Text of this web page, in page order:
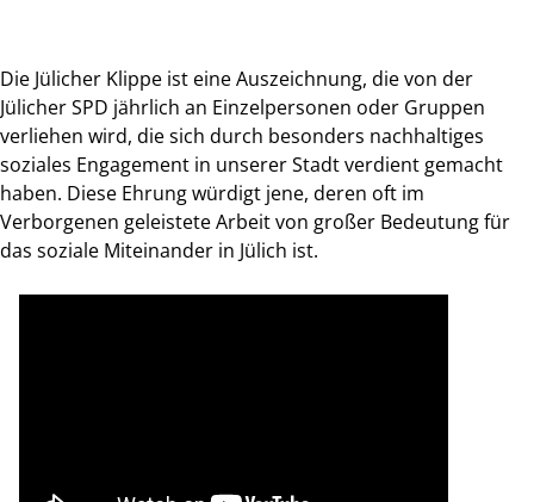
Die Jülicher Klippe ist eine Auszeichnung, die von der
Jülicher SPD jährlich an Einzelpersonen oder Gruppen
verliehen wird, die sich durch besonders nachhaltiges
soziales Engagement in unserer Stadt verdient gemacht
haben. Diese Ehrung würdigt jene, deren oft im
Verborgenen geleistete Arbeit von großer Bedeutung für
das soziale Miteinander in Jülich ist.